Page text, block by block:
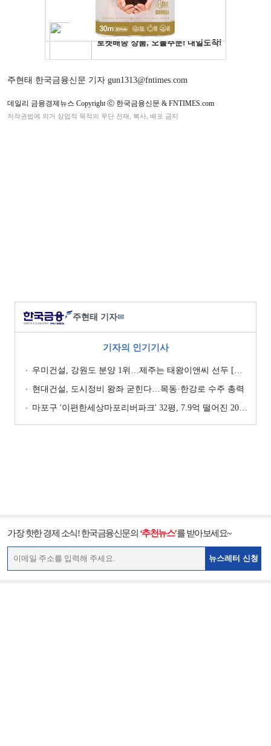
주현태 한국금융신문 기자 gun1313@fntimes.com
데일리 금융경제뉴스 Copyright ⓒ 한국금융신문 & FNTIMES.com
저작권법에 의거 상업적 목적의 무단 전재, 복사, 배포 금지
주현태 기자✉
기자의 인기기사
우미건설, 강원도 분양 1위…제주는 태왕이앤씨 선두 [이 지역 분양왕-강원·제주]
현대건설, 도시정비 왕좌 굳힌다…목동·한강로 수주 총력
마포구 '이편한세상마포리버파크' 32평, 7.9억 떨어진 20.4억원에 거래 [일일 하락가]
가장 핫한 경제 소식! 한국금융신문의 ‘추천뉴스’를 받아보세요~
뉴스레터 신청